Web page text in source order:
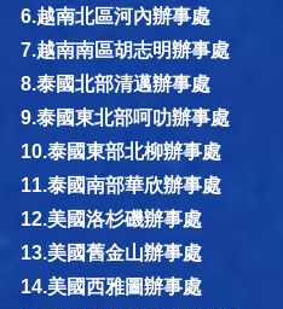
6.越南北區河內辦事處
7.越南南區胡志明辦事處
8.泰國北部清邁辦事處
9.泰國東北部呵叻辦事處
10.泰國東部北柳辦事處
11.泰國南部華欣辦事處
12.美國洛杉磯辦事處
13.美國舊金山辦事處
14.美國西雅圖辦事處